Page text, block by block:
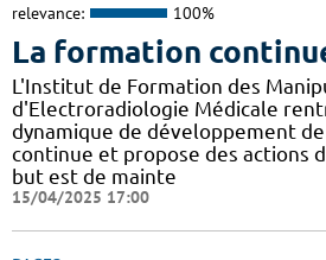
relevance: 100%
La formation
L'Institut de Formation des
d'Electroradiologie Médicale
dynamique de développement
continue et propose des actions
but est de mainte
15/04/2025 17:00